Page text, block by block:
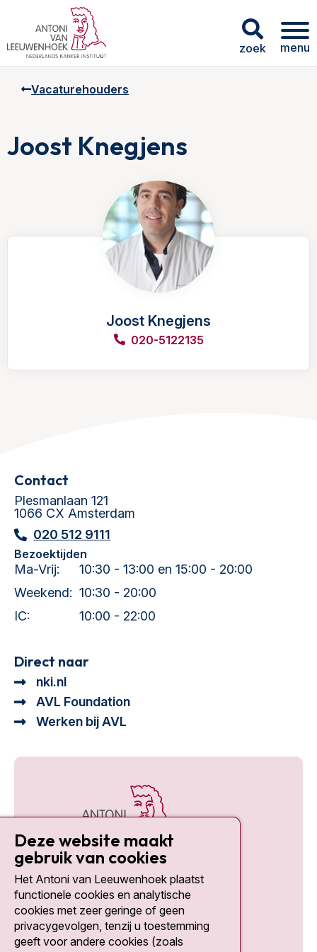
zoek menu
Vacaturehouders
Joost Knegjens
Joost Knegjens
020-5122135
Contact
Plesmanlaan 121
1066 CX Amsterdam
020 512 9111
Bezoektijden
Ma-Vrij:
10:30 - 13:00 en 15:00 - 20:00
Weekend: 10:30 - 20:00
IC:
10:00 - 22:00
Direct naar
nki.nl
AVL Foundation
Werken bij AVL
Social media
Deze website maakt
gebruik van cookies
Het Antoni van Leeuwenhoek plaatst
functionele cookies en analytische
cookies met zeer geringe of geen
privacygevolgen, tenzij u toestemming
geeft voor andere cookies (zoals